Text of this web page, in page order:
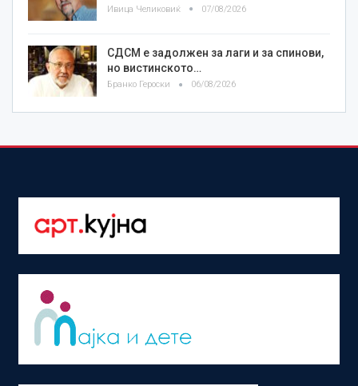
Ивица Челиковиќ 07/08/2026
СДСМ е задолжен за лаги и за спинови,
но вистинското…
Бранко Героски 06/08/2026